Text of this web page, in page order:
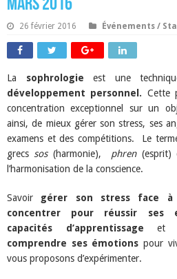
Mars 2016
26 février 2016 Événements /
La sophrologie est une
développement personnel. Cette
concentration exceptionnel sur un
ainsi, de mieux gérer son stress, ses
examens et des compétitions. Le
grecs sos(harmonie), phren(esprit)
l’harmonisation de la conscience.
Savoir gérer son stress face à
concentrer pour réussir ses
capacités d’apprentissage et
comprendre ses émotions pour
vous proposons d’expérimenter.